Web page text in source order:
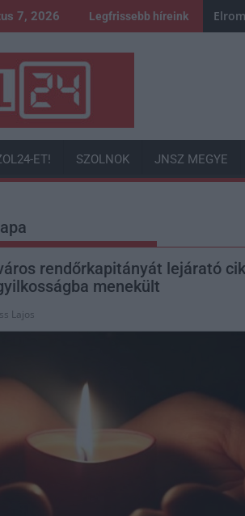
7, 2026 Legfrissebb híreink
ET! SZOLNOK JNSZ MEGYE
rendőrkapitányát lejárató
menekült
Lajos